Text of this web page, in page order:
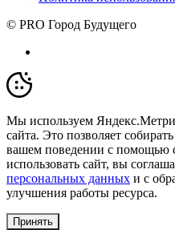
© PRO Город Будущего
Мы используем
сайта. Это позволяет
вашем поведении с помощью
использовать сайт, вы
персональных данных и с
улучшения работы ресурса.
Принять